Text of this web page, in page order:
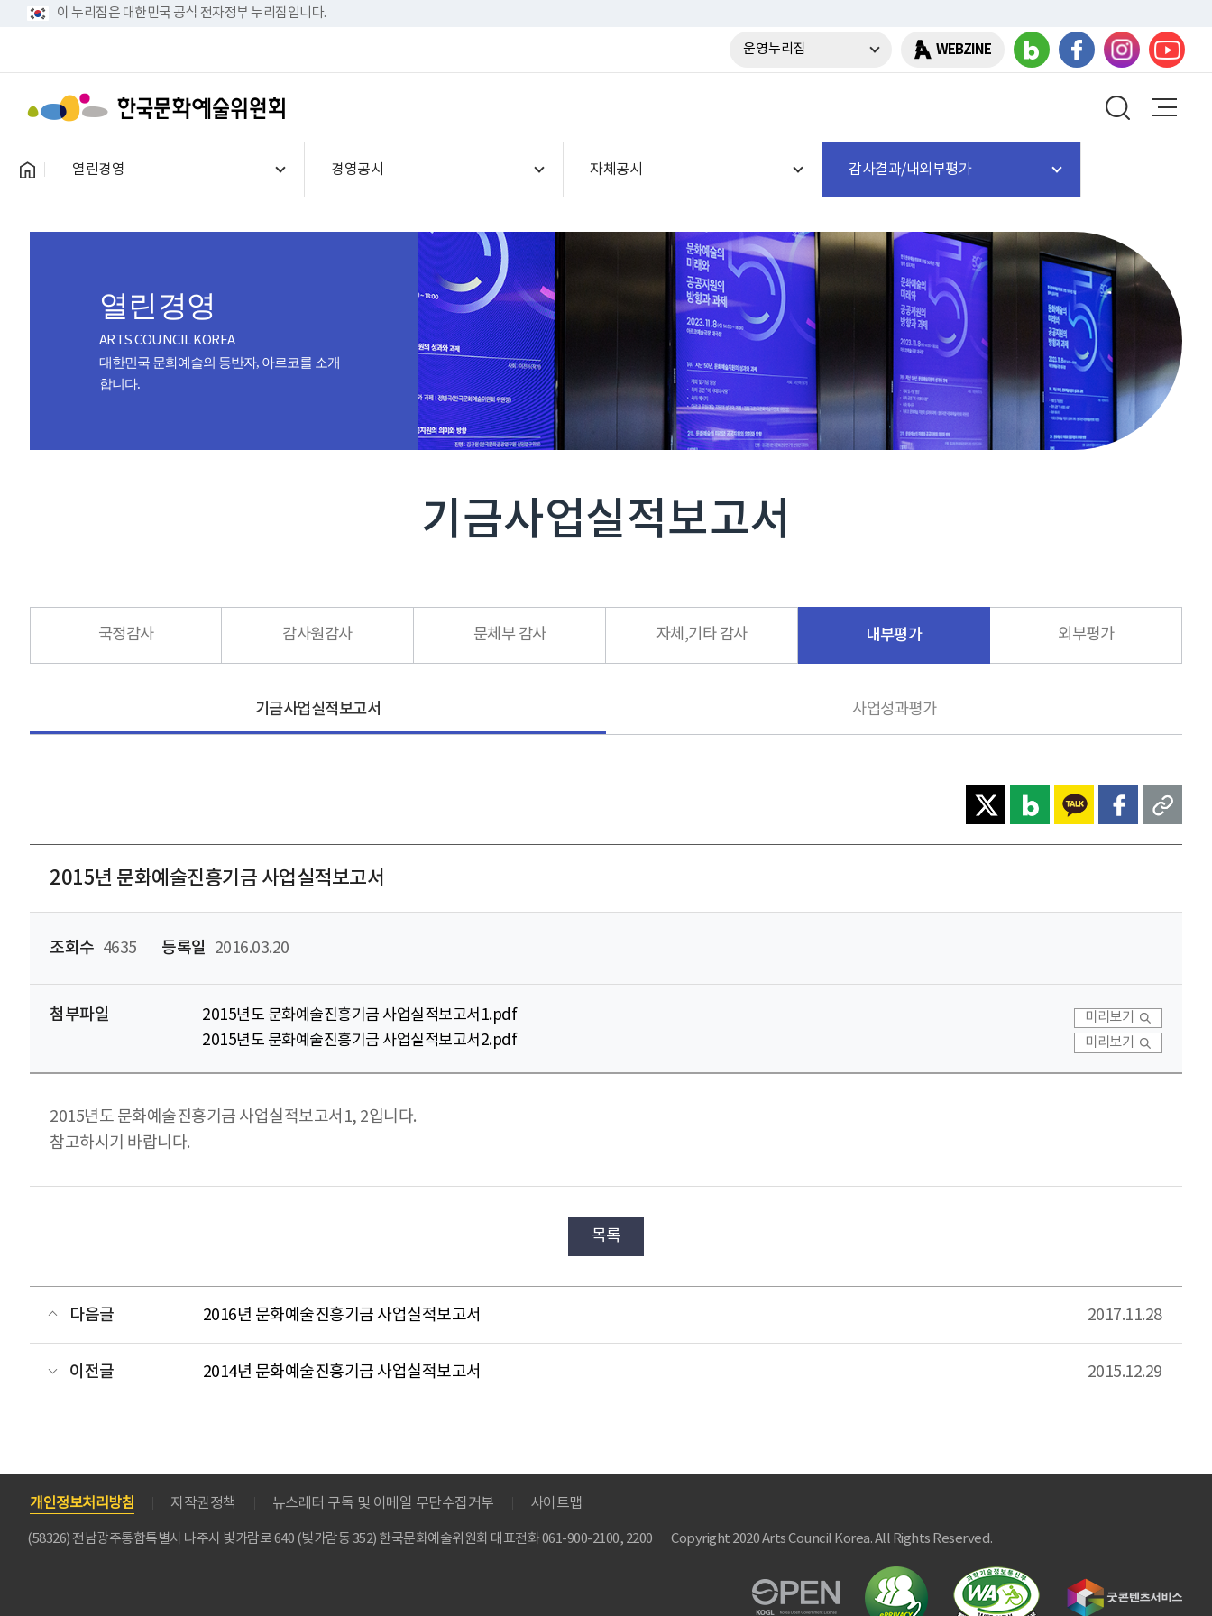
이 누리집은 대한민국 공식 전자정부 누리집입니다.
운영누리집 WEBZINE
열린경영 경영공시 자체공시 감사결과/내외부평가
열린경영
ARTS COUNCIL KOREA
대한민국 문화예술의 동반자, 아르코를 소개
합니다.
기금사업실적보고서
국정감사 감사원감사 문체부 감사 자체,기타 감사 내부평가 외부평가
기금사업실적보고서 사업성과평가
2015년 문화예술진흥기금 사업실적보고서
조회수 4635 등록일 2016.03.20
첨부파일 2015년도 문화예술진흥기금 사업실적보고서1.pdf 미리보기
2015년도 문화예술진흥기금 사업실적보고서2.pdf 미리보기
2015년도 문화예술진흥기금 사업실적보고서1, 2입니다.
참고하시기 바랍니다.
목록
다음글 2016년 문화예술진흥기금 사업실적보고서 2017.11.28
이전글 2014년 문화예술진흥기금 사업실적보고서 2015.12.29
개인정보처리방침 저작권정책 뉴스레터 구독 및 이메일 무단수집거부 사이트맵
(58326) 전남광주통합특별시 나주시 빛가람로 640 (빛가람동 352) 한국문화예술위원회 대표전화 061-900-2100, 2200 Copyright 2020 Arts Council Korea. All Rights Reserved.